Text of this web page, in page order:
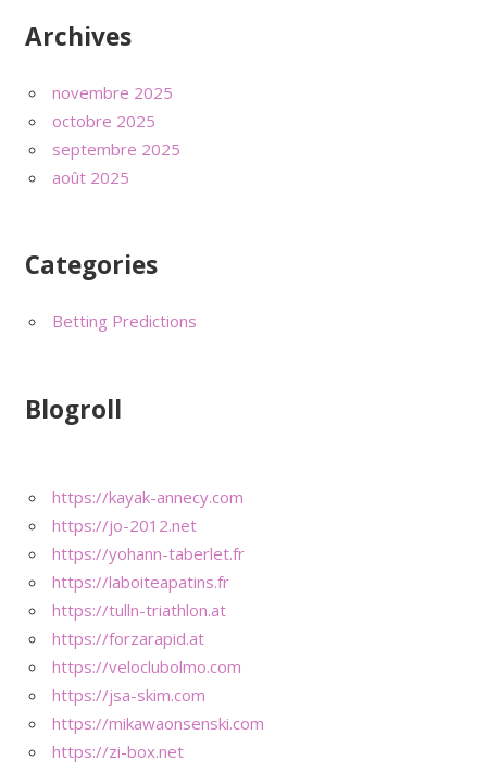
Archives
novembre 2025
octobre 2025
septembre 2025
août 2025
Categories
Betting Predictions
Blogroll
https://kayak-annecy.com
https://jo-2012.net
https://yohann-taberlet.fr
https://laboiteapatins.fr
https://tulln-triathlon.at
https://forzarapid.at
https://veloclubolmo.com
https://jsa-skim.com
https://mikawaonsenski.com
https://zi-box.net